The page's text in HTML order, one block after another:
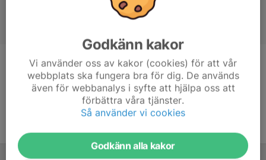
Position
-
13 år
Godkänn kakor
Vi använder oss av kakor (cookies) för att vår
webbplats ska fungera bra för dig. De används
även för webbanalys i syfte att hjälpa oss att
förbättra våra tjänster.
Så använder vi cookies
Godkänn alla kakor